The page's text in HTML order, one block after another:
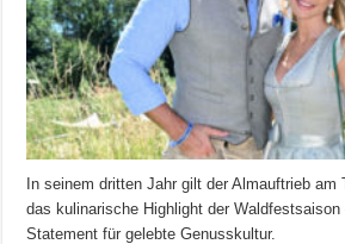
In seinem dritten Jahr gilt der Almauftrieb am
das kulinarische Highlight der
Statement für gelebte Genusskultur.